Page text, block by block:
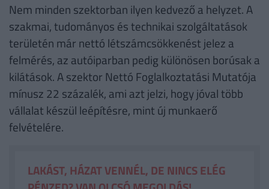
Nem minden szektorban ilyen kedvező a helyzet. A
szakmai, tudományos és technikai szolgáltatások
területén már nettó létszámcsökkenést jelez a
felmérés, az autóiparban pedig különösen borúsak a
kilátások. A szektor Nettó Foglalkoztatási Mutatója
mínusz 22 százalék, ami azt jelzi, hogy jóval több
vállalat készül leépítésre, mint új munkaerő
felvételére.
LAKÁST, HÁZAT VENNÉL, DE NINCS ELÉG